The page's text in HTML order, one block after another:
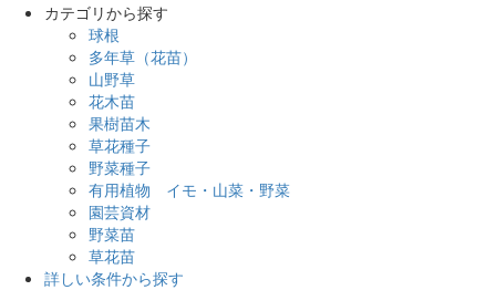
カテゴリから探す
球根
多年草（花苗）
山野草
花木苗
果樹苗木
草花種子
野菜種子
有用植物 イモ・山菜・野菜
園芸資材
野菜苗
草花苗
詳しい条件から探す